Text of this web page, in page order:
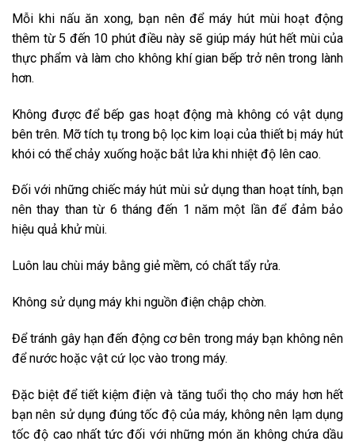
Mỗi khi nấu ăn xong, bạn nên để máy hút mùi hoạt động
thêm từ 5 đến 10 phút điều này sẽ giúp máy hút hết mùi của
thực phẩm và làm cho không khí gian bếp trở nên trong lành
hơn.
Không được để bếp gas hoạt động mà không có vật dụng
bên trên. Mỡ tích tụ trong bộ lọc kim loại của thiết bị máy hút
khói có thể chảy xuống hoặc bắt lửa khi nhiệt độ lên cao.
Đối với những chiếc máy hút mùi sử dụng than hoạt tính, bạn
nên thay than từ 6 tháng đến 1 năm một lần để đảm bảo
hiệu quả khử mùi.
Luôn lau chùi máy bằng giẻ mềm, có chất tẩy rửa.
Không sử dụng máy khi nguồn điện chập chờn.
Để tránh gây hạn đến động cơ bên trong máy bạn không nên
để nước hoặc vật cứ lọc vào trong máy.
Đặc biệt để tiết kiệm điện và tăng tuổi thọ cho máy hơn hết
bạn nên sử dụng đúng tốc độ của máy, không nên lạm dụng
tốc độ cao nhất tức đối với những món ăn không chứa dầu